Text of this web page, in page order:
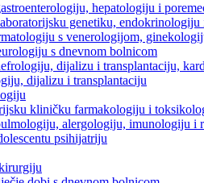
hepatologiju i
genetiku,
s venerologijom,
s dnevnom bolnicom
dijalizu i transplantaciju,
dijalizu i transplantaciju
kliničku farmakologiju i
alergologiju, imunologiju i
psihijatriju